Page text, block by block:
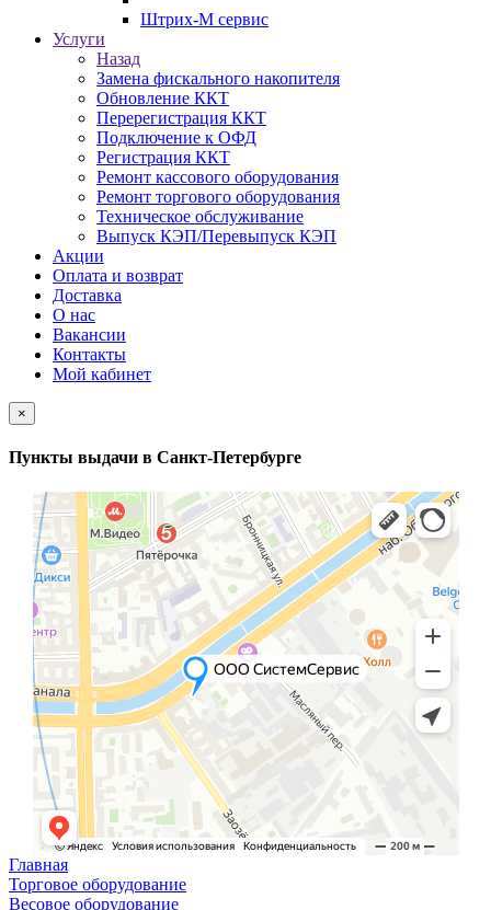
Штрих-М сервис
Услуги
Назад
Замена фискального накопителя
Обновление ККТ
Перерегистрация ККТ
Подключение к ОФД
Регистрация ККТ
Ремонт кассового оборудования
Ремонт торгового оборудования
Техническое обслуживание
Выпуск КЭП/Перевыпуск КЭП
Акции
Оплата и возврат
Доставка
О нас
Вакансии
Контакты
Мой кабинет
×
Пункты выдачи в Санкт-Петербурге
Главная
Торговое оборудование
Весовое оборудование